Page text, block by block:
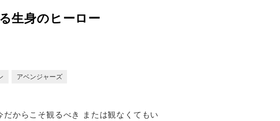
生身のヒーロー
アベンジャーズ
からこそ観るべき または観なくてもい